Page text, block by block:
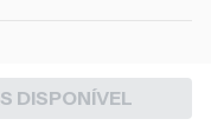
DISPONÍVEL